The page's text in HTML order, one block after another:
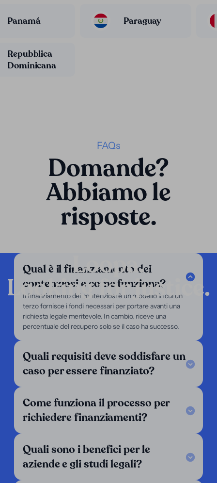
Panamá Paraguay
Repubblica
Dominicana
FAQs
Domande?
Abbiamo le
risposte.
Qual è il finanziamento dei
contenziosi e come funziona?
Il finanziamento dei contenziosi è un modello in cui un
terzo fornisce i fondi necessari per portare avanti una
richiesta legale meritevole. In cambio, riceve una
percentuale del recupero solo se il caso ha successo.
Quali requisiti deve soddisfare un
caso per essere finanziato?
Come funziona il processo per
richiedere finanziamenti?
Quali sono i benefici per le
aziende e gli studi legali?
Loopa.
Looking for justice.
Azienda
I nostri servizi
Il nostro focus
Chi siamo
Supporto
I nostri criteri
Contattaci
Seguici
LinkedIn
Operiamo in: